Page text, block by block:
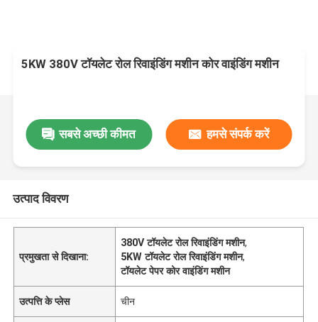
5KW 380V टॉयलेट रोल रिवाइंडिंग मशीन कोर वाइंडिंग मशीन
सबसे अच्छी कीमत हमसे संपर्क करें
उत्पाद विवरण
प्रमुखता से दिखाना:
380V टॉयलेट रोल रिवाइंडिंग मशीन,
5KW टॉयलेट रोल रिवाइंडिंग मशीन,
टॉयलेट पेपर कोर वाइंडिंग मशीन
उत्पत्ति के प्लेस चीन